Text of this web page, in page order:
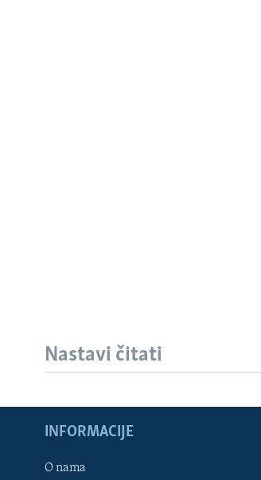
Learning English
Nastavi čitati
INFORMACIJE
O nama